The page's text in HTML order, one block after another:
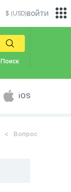
$ (USD)
Поиск
iOS
войти
Вопрос